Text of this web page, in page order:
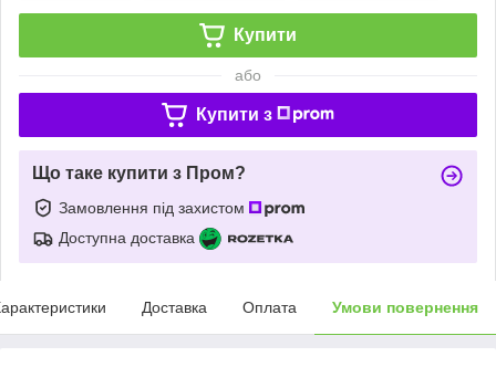
Купити
або
Купити з
Що таке купити з Пром?
Замовлення під захистом
Доступна доставка
Доставка Оплата Умови повернення